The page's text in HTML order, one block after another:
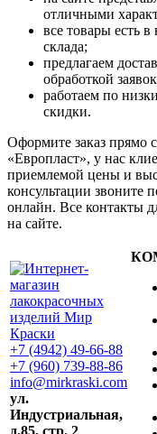
отличными
все товары есть
склада;
предлагаем
обработкой
работаем по
скидки.
Оформите заказ прямо
«Европласт», у нас
приемлемой цены и
консультации звоните
онлайн. Все контакты
на сайте.
+7 (4942) 49-66-88
+7 (960) 739-88-86
info@mirkraski.com
ул.
Индустриальная,
д.85, стр. 2